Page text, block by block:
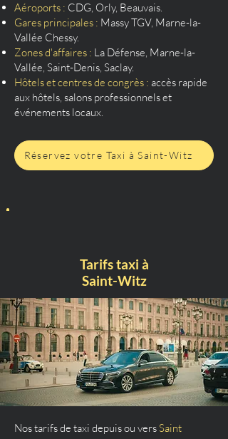
Aéroports : CDG, Orly, Beauvais.
Gares principales : Massy TGV, Marne-la-
Vallée Chessy.
Zones d'affaires : La Défense, Marne-la-
Vallée, Saint-Denis, Saclay.
Hôtels et centres de congrès : accès rapide
aux hôtels, salons professionnels et
événements locaux.
Réservez votre Taxi à Saint-Witz
Tarifs taxi à
Saint-Witz
Nos tarifs de taxi depuis ou versSaint